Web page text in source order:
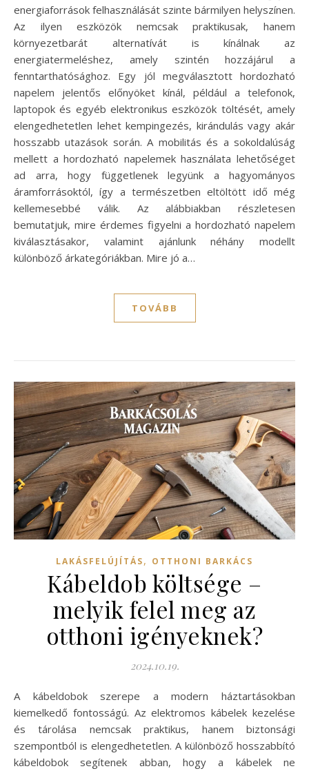
energiaforrások felhasználását szinte bármilyen helyszínen.
Az ilyen eszközök nemcsak praktikusak, hanem
környezetbarát alternatívát is kínálnak az
energiatermeléshez, amely szintén hozzájárul a
fenntarthatósághoz. Egy jól megválasztott hordozható
napelem jelentős előnyöket kínál, például a telefonok,
laptopok és egyéb elektronikus eszközök töltését, amely
elengedhetetlen lehet kempingezés, kirándulás vagy akár
hosszabb utazások során. A mobilitás és a sokoldalúság
mellett a hordozható napelemek használata lehetőséget
ad arra, hogy függetlenek legyünk a hagyományos
áramforrásoktól, így a természetben eltöltött idő még
kellemesebbé válik. Az alábbiakban részletesen
bemutatjuk, mire érdemes figyelni a hordozható napelem
kiválasztásakor, valamint ajánlunk néhány modellt
különböző árkategóriákban. Mire jó a…
TOVÁBB
LAKÁSFELÚJÍTÁS, OTTHONI BARKÁCS
Kábeldob költsége –
melyik felel meg az
otthoni igényeknek?
2024.10.19.
A kábeldobok szerepe a modern háztartásokban
kiemelkedő fontosságú. Az elektromos kábelek kezelése
és tárolása nemcsak praktikus, hanem biztonsági
szempontból is elengedhetetlen. A különböző hosszabbító
kábeldobok segítenek abban, hogy a kábelek ne